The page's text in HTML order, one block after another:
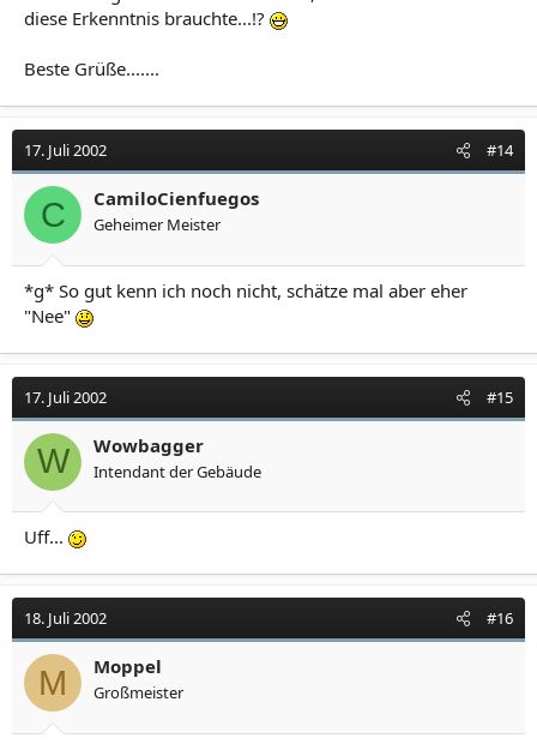
diese Erkenntnis brauchte...!?
Beste Grüße.......
17. Juli 2002 #14
C CamiloCienfuegos
Geheimer Meister
*g* So gut kenn ich noch nicht, schätze mal aber eher
"Nee"
17. Juli 2002 #15
W Wowbagger
Intendant der Gebäude
Uff...
18. Juli 2002 #16
M Moppel
Großmeister